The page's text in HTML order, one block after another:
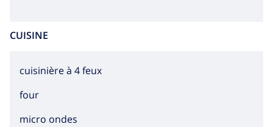
CUISINE
cuisinière à 4 feux
four
micro ondes